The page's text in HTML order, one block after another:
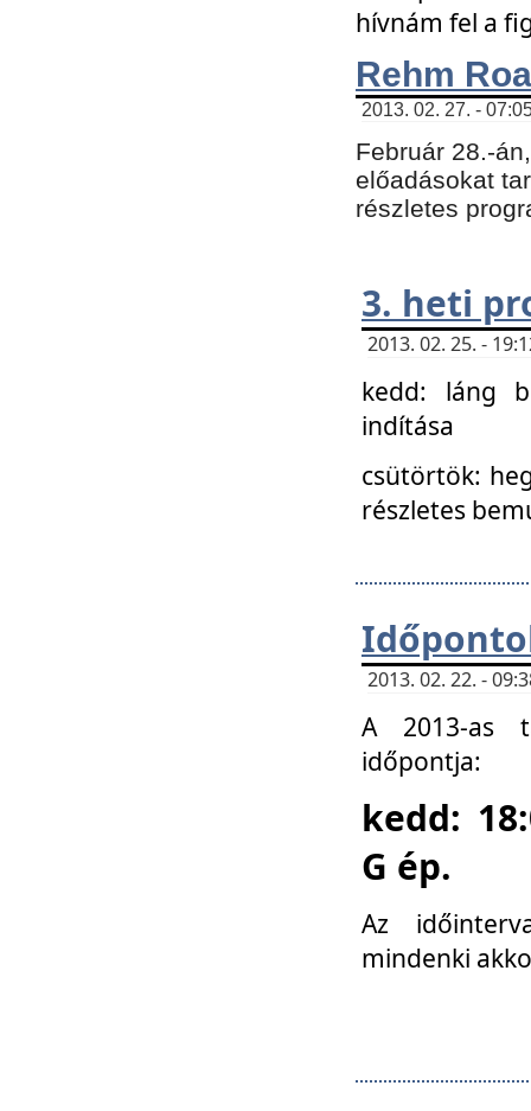
hívnám fel a
Rehm
2013. 02. 27. -
Február 28.-
előadásokat
részletes
3. heti
2013. 02. 25. -
kedd: láng
indítása
csütörtök:
részletes
2013. 02. 22. -
A 2013-as
időpontja:
kedd:
G ép.
Az
mindenki